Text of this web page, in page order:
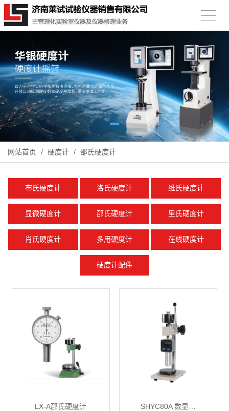
网站首页 / 硬度计 / 邵氏硬度计
布氏硬度计 洛氏硬度计 维氏硬度计
显微硬度计 邵氏硬度计 里氏硬度计
肖氏硬度计 多用硬度计 在线硬度计
硬度计配件
LX-A邵氏硬度计 SHYC80A 数显…